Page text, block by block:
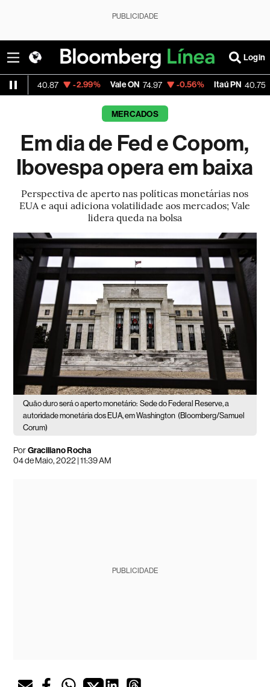
PUBLICIDADE
Login
-2.99% Vale ON 74.97 -0.56% Itaú PN 40.75 -2.58%
MERCADOS
Em dia de Fed e Copom,
Ibovespa opera em baixa
Perspectiva de aperto nas políticas monetárias nos
EUA e aqui adiciona volatilidade aos mercados; Vale
lidera queda na bolsa
Quão duro será o aperto monetário: Sede do Federal Reserve, a
autoridade monetária dos EUA, em Washington (Bloomberg/Samuel
Corum)
PorGraciliano Rocha
04 de Maio, 2022 | 11:39 AM
PUBLICIDADE